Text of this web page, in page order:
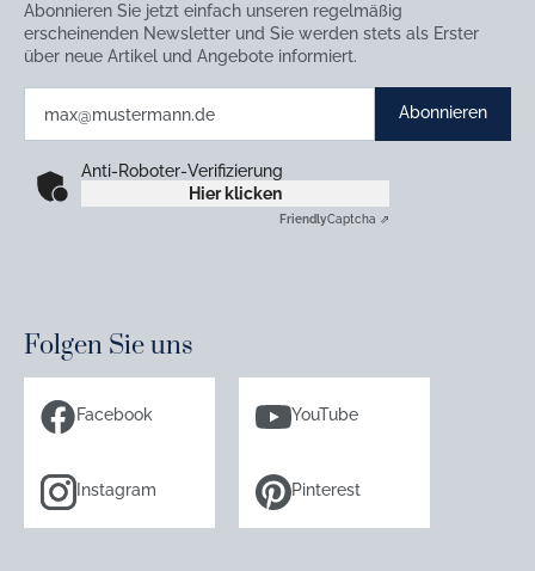
Abonnieren Sie jetzt einfach unseren regelmäßig
erscheinenden Newsletter und Sie werden stets als Erster
über neue Artikel und Angebote informiert.
Abonnieren
Anti-Roboter-Verifizierung
Hier klicken
FriendlyCaptcha ⇗
Folgen Sie uns
Facebook YouTube
Instagram Pinterest